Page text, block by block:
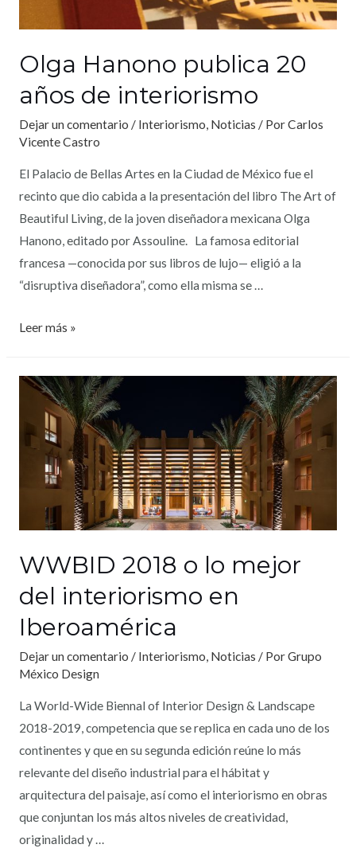
Olga Hanono publica 20
años de interiorismo
Dejar un comentario / Interiorismo Noticias / PorCarlos
Vicente Castro
El Palacio de Bellas Artes en la Ciudad de México fue el
recinto que dio cabida a la presentación del libro The Art of
Beautiful Living, de la joven diseñadora mexicana Olga
Hanono, editado por Assouline. La famosa editorial
francesa —conocida por sus libros de lujo— eligió a la
“disruptiva diseñadora”, como ella misma se …
Leer más »
WWBID 2018 o lo mejor
del interiorismo en
Iberoamérica
Dejar un comentario / Interiorismo, Noticias / PorGrupo
México Design
La World-Wide Biennal of Interior Design & Landscape
2018-2019, competencia que se replica en cada uno de los
continentes y que en su segunda edición reúne lo más
relevante del diseño industrial para el hábitat y
arquitectura del paisaje, así como el interiorismo en obras
que conjuntan los más altos niveles de creatividad,
originalidad y …